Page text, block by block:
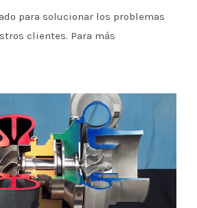
para solucionar los problemas
clientes. Para más